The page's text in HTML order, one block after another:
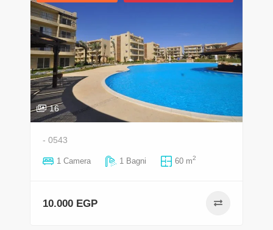
16
- 0543
1 Camera 1 Bagni 60 m2
10.000 EGP